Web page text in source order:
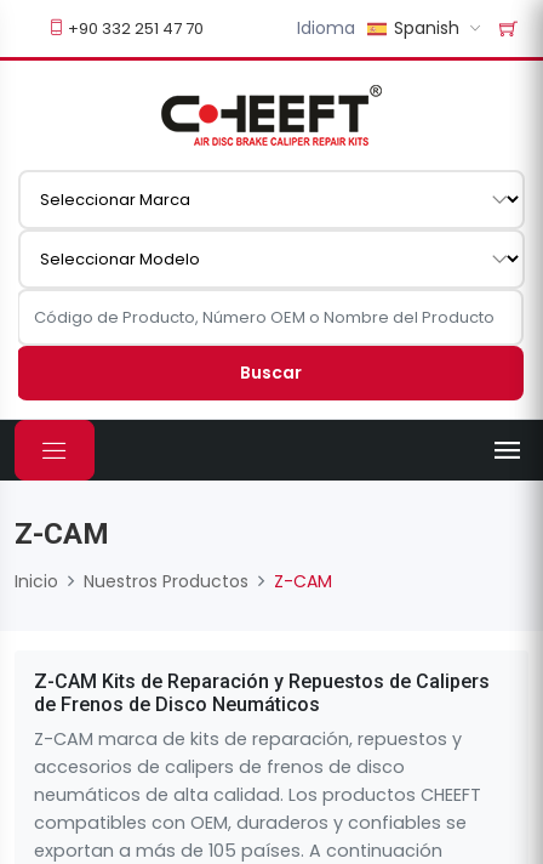
+90 332 251 47 70 Idioma Spanish
Buscar
Z-CAM
Inicio Nuestros Productos Z-CAM
Z-CAM Kits de Reparación y Repuestos de Calipers
de Frenos de Disco Neumáticos
Z-CAM marca de kits de reparación, repuestos y
accesorios de calipers de frenos de disco
neumáticos de alta calidad. Los productos CHEEFT
compatibles con OEM, duraderos y confiables se
exportan a más de 105 países. A continuación